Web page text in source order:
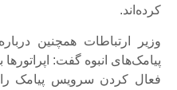
کرده‌اند.
وزیر ارتباطات همچنین
پیامک‌های انبوه گفت:
فعال کردن سرویس پیامک را